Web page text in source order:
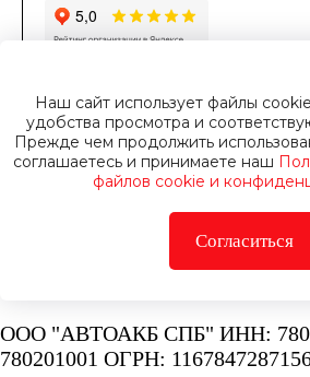
© Интернет-магазин по продаже
“AutoAKB”. Все права
ООО "АВТОАКБ СПБ" ИНН:
780201001 ОГРН:
Наш сайт использует файлы
удобства просмотра и
Прежде чем продолжить
соглашаетесь и принимаете наш
файлов cookie и
Согласиться